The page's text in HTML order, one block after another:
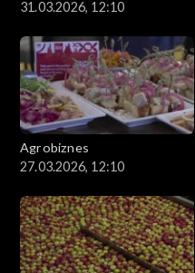
31.03.2026, 12:10
Agrobiznes
27.03.2026, 12:10